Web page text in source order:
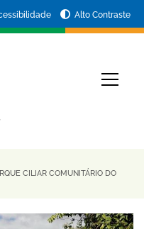
Alto Contraste
CILIAR COMUNITÁRIO DO